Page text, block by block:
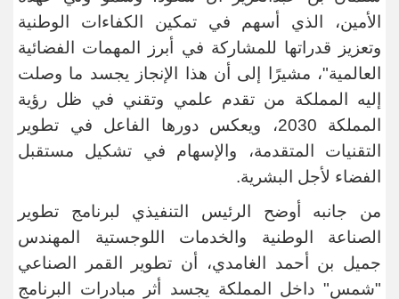
الأمين، الذي أسهم في تمكين الكفاءات الوطنية
وتعزيز قدراتها للمشاركة في أبرز المهمات الفضائية
العالمية"، مشيرًا إلى أن هذا الإنجاز يجسد ما وصلت
إليه المملكة من تقدم علمي وتقني في ظل رؤية
المملكة 2030، ويعكس دورها الفاعل في تطوير
التقنيات المتقدمة، والإسهام في تشكيل مستقبل
الفضاء لأجل البشرية.
من جانبه أوضح الرئيس التنفيذي لبرنامج تطوير
الصناعة الوطنية والخدمات اللوجستية المهندس
جميل بن أحمد الغامدي، أن تطوير القمر الصناعي
"شمس" داخل المملكة يجسد أثر مبادرات البرنامج